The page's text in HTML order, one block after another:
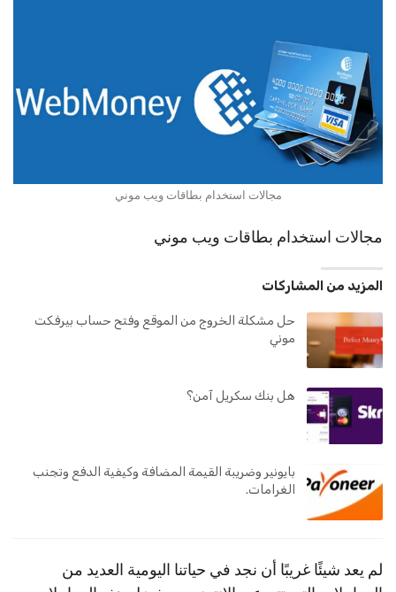
مجالات استخدام بطاقات ويب موني
مجالات استخدام بطاقات ويب موني
المزيد من المشاركات
حل مشكلة الخروج من الموقع وفتح حساب بيرفكت
موني
هل بنك سكريل آمن؟
بايونير وضريبة القيمة المضافة وكيفية الدفع وتجنب
الغرامات.
لم يعد شيئًا غريبًا أن نجد في حياتنا اليومية العديد من